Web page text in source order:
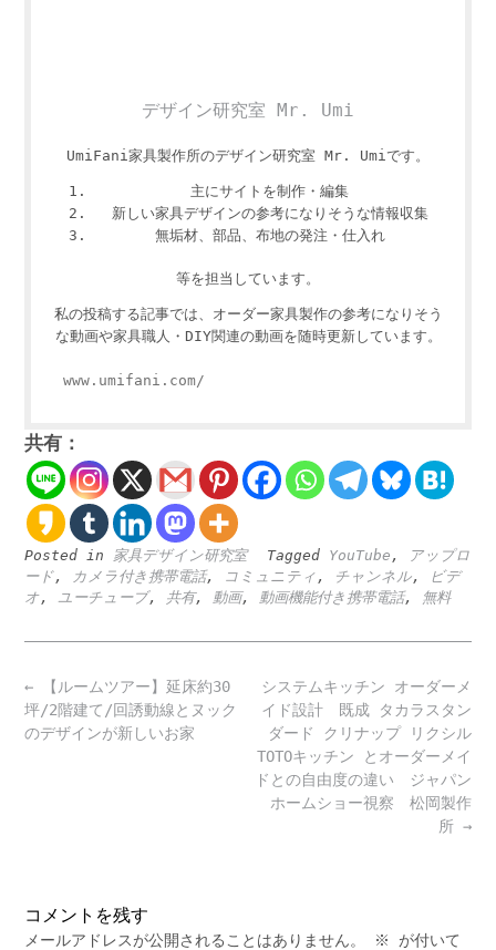
デザイン研究室 Mr. Umi
UmiFani家具製作所のデザイン研究室 Mr. Umiです。
主にサイトを制作・編集
新しい家具デザインの参考になりそうな情報収集
無垢材、部品、布地の発注・仕入れ
等を担当しています。
私の投稿する記事では、オーダー家具製作の参考になりそう
な動画や家具職人・DIY関連の動画を随時更新しています。
www.umifani.com/
共有：
Posted in 家具デザイン研究室 Tagged YouTube ,
アップロ
ード, カメラ付き携帯電話, コミュニティ , チャンネル,
ビデ
オ, ユーチューブ, 共有, 動画, 動画機能付き携帯電話, 無料
Post
navigation
システムキッチン オーダーメ
イド設計 既成 タカラスタン
ダード クリナップ リクシル
TOTOキッチン とオーダーメイ
ドとの自由度の違い ジャパン
ホームショー視察 松岡製作
所 →
← 【ルームツアー】延床約30
坪/2階建て/回誘動線とヌック
のデザインが新しいお家
コメントを残す
メールアドレスが公開されることはありません。 ※ が付いて